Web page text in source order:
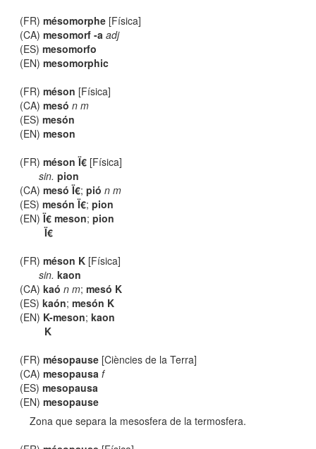
(FR)mésomorphe [Física]
(CA)mesomorf -a adj
(ES)mesomorfo
(EN)mesomorphic
(FR)méson [Física]
(CA)mesó n m
(ES)mesón
(EN)meson
(FR)méson Ï€ [Física]
sin. pion
(CA)mesó Ï€;pió n m
(ES)mesón Ï€;pion
(EN)Ï€ meson;pion
Ï€
(FR)méson K [Física]
sin. kaon
(CA)kaó n m;mesó K
(ES)kaón;mesón K
(EN) K-meson;kaon
K
(FR)mésopause [Ciències de la Terra]
(CA)mesopausa f
(ES)mesopausa
(EN)mesopause
Zona que separa la mesosfera de la termosfera.